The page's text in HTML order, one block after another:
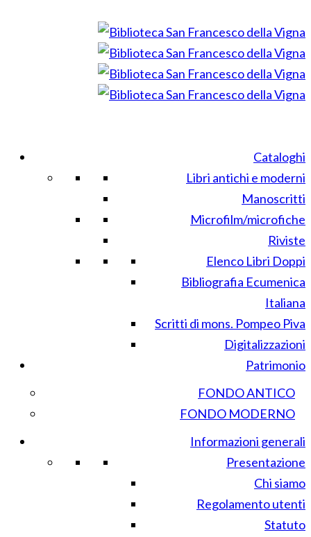
Cataloghi
Libri antichi e moderni
Manoscritti
Microfilm/microfiche
Riviste
Elenco Libri Doppi
Bibliografia Ecumenica
Italiana
Scritti di mons. Pompeo Piva
Digitalizzazioni
Patrimonio
FONDO ANTICO
FONDO MODERNO
Informazioni generali
Presentazione
Chi siamo
Regolamento utenti
Statuto